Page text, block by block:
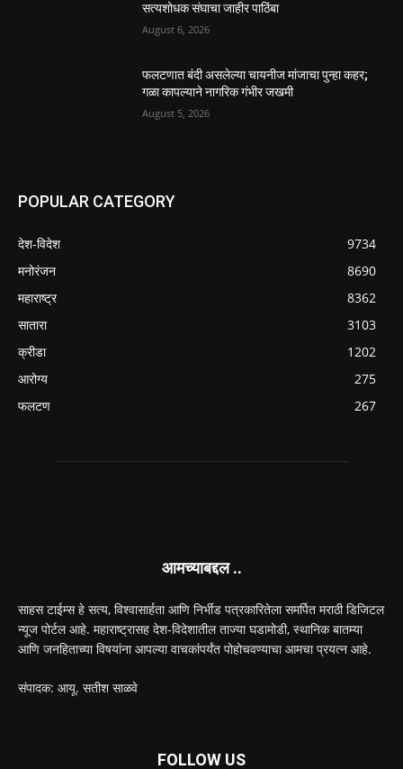
सत्यशोधक संघाचा जाहीर पाठिंबा
August 6, 2026
फलटणात बंदी असलेल्या चायनीज मांजाचा पुन्हा कहर;
गळा कापल्याने नागरिक गंभीर जखमी
August 5, 2026
POPULAR CATEGORY
देश-विदेश
9734
मनोरंजन
8690
महाराष्ट्र
8362
सातारा
3103
क्रीडा
1202
आरोग्य
275
फलटण
267
आमच्याबद्दल ..
साहस टाईम्स हे सत्य, विश्वासार्हता आणि निर्भीड पत्रकारितेला समर्पित मराठी डिजिटल
न्यूज पोर्टल आहे. महाराष्ट्रासह देश-विदेशातील ताज्या घडामोडी, स्थानिक बातम्या
आणि जनहिताच्या विषयांना आपल्या वाचकांपर्यंत पोहोचवण्याचा आमचा प्रयत्न आहे.
संपादक: आयू. सतीश साळवे
FOLLOW US